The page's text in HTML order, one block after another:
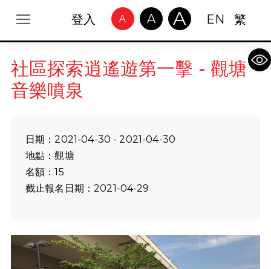
登入 A A A EN 繁
社區探索逍遙遊第一擊 - 觀塘
音樂噴泉
日期：2021-04-30 - 2021-04-30
地點：觀塘
名額：15
截止報名日期：2021-04-29